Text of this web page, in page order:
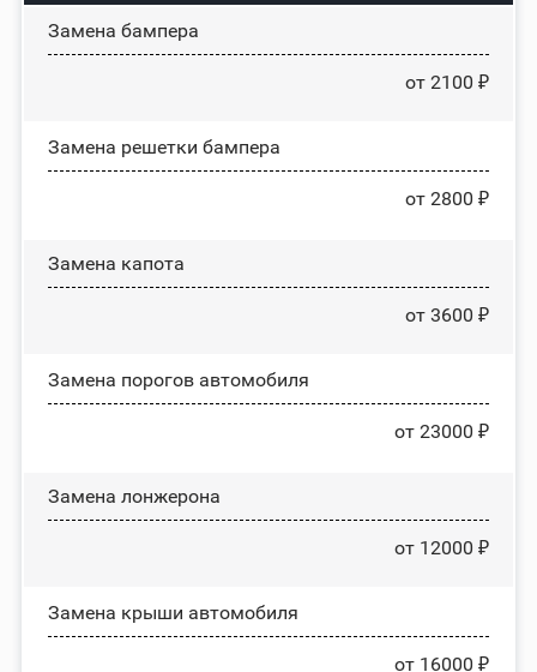
Замена бампера
от 2100 ₽
Замена решетки бампера
от 2800 ₽
Замена капота
от 3600 ₽
Замена порогов автомобиля
от 23000 ₽
Замена лонжерона
от 12000 ₽
Замена крыши автомобиля
от 16000 ₽